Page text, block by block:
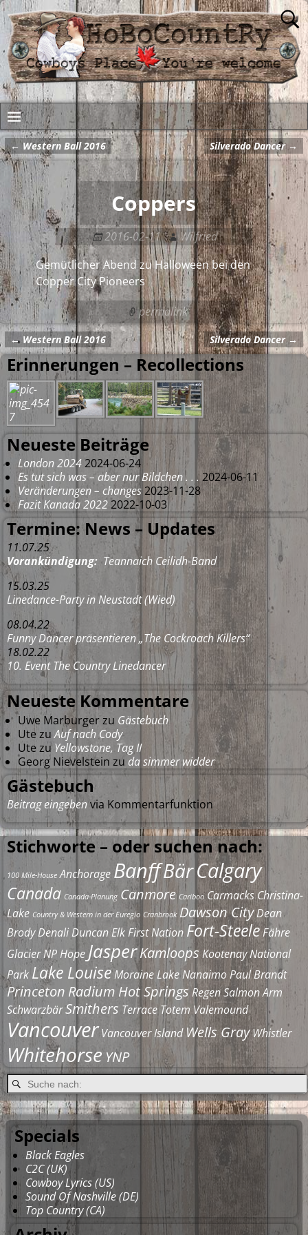
Artikelnavigation
←Western Ball 2016 Silverado Dancer→
Coppers
2016-02-11
Wilfried
Gemütlicher Abend zu Halloween bei den
Copper City Pioneers
permalink
Artikelnavigation
←Western Ball 2016 Silverado Dancer →
Erinnerungen – Recollections
Neueste Beiträge
London 20242024-06-24
Es tut sich was – aber nur Bildchen . . . 2024-06-11
Veränderungen – changes2023-11-28
Fazit Kanada 20222022-10-03
Termine: News – Updates
11.07.25
Vorankündigung: Teannaich Ceilidh-Band
15.03.25
Linedance-Party in Neustadt (Wied)
08.04.22
Funny Dancer präsentieren „The Cockroach Killers“
18.02.22
10. Event The Country Linedancer
Neueste Kommentare
Uwe Marburgerzu Gästebuch
UtezuAuf nach Cody
Utezu Yellowstone, Tag II
Georg Nievelstein zu da simmer widder
Gästebuch
Beitrag eingebenvia Kommentarfunktion
Stichworte – oder suchen nach:
100 Mile-House Anchorage BanffBärCalgary
Canada Canada-Planung Canmore Cariboo Carmacks Christina-
Lake Country & Western in der Euregio Cranbrook Dawson CityDean
BrodyDenaliDuncanElkFirst Nation Fort-SteeleFähre
Glacier NPHope JasperKamloops Kootenay National
Park Lake LouiseMoraine LakeNanaimoPaul Brandt
Princeton Radium Hot SpringsRegenSalmon Arm
SchwarzbärSmithers Terrace Totem Valemound
Vancouver Vancouver Island Wells GrayWhistler
Whitehorse YNP
Specials
Black Eagles
C2C (UK)
Cowboy Lyrics (US)
Sound Of Nashville (DE)
Top Country (CA)